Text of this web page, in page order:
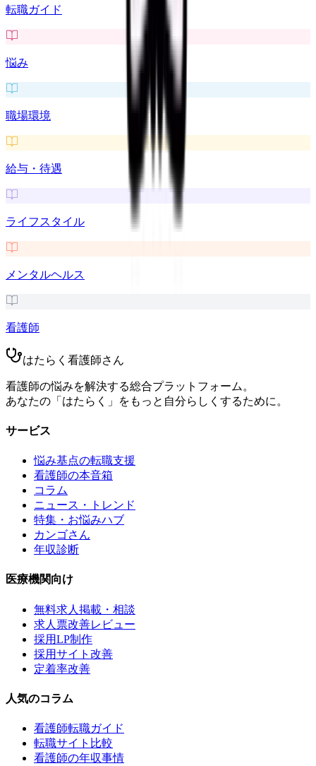
転職ガイド
悩み
職場環境
給与・待遇
ライフスタイル
メンタルヘルス
看護師
はたらく看護師さん
看護師の悩みを解決する総合プラットフォーム。
あなたの「はたらく」をもっと自分らしくするために。
サービス
悩み基点の転職支援
看護師の本音箱
コラム
ニュース・トレンド
特集・お悩みハブ
カンゴさん
年収診断
医療機関向け
無料求人掲載・相談
求人票改善レビュー
採用LP制作
採用サイト改善
定着率改善
人気のコラム
看護師転職ガイド
転職サイト比較
看護師の年収事情